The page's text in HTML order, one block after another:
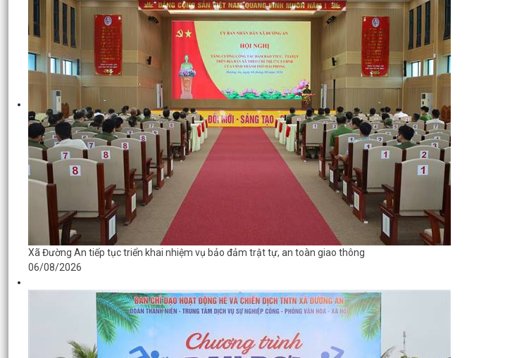
Xã Đường An tiếp tục triển khai nhiệm vụ bảo đảm trật tự, an toàn giao thông
06/08/2026